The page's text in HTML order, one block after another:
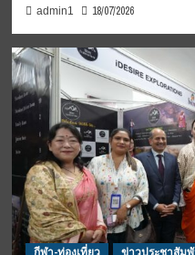
admin1 18/07/2026